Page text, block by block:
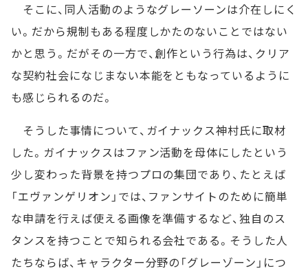
そこに、同人活動のようなグレーソーンは介在しにく
い。だから規制もある程度しかたのないことではない
かと思う。だがその一方で、創作という行為は、クリア
な契約社会になじまない本能をともなっているように
も感じられるのだ。
そうした事情について、ガイナックス神村氏に取材
した。ガイナックスはファン活動を母体にしたという
少し変わった背景を持つプロの集団であり、たとえば
「エヴァンゲリオン」では、ファンサイトのために簡単
な申請を行えば使える画像を準備するなど、独自のス
タンスを持つことで知られる会社である。そうした人
たちならば、キャラクター分野の「グレーゾーン」につ